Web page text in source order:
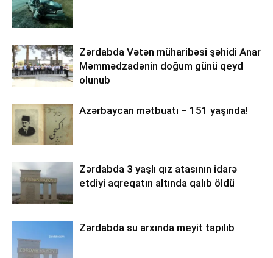
Zərdabda Vətən müharibəsi şəhidi Anar
Məmmədzadənin doğum günü qeyd
olunub
Azərbaycan mətbuatı – 151 yaşında!
Zərdabda 3 yaşlı qız atasının idarə
etdiyi aqreqatın altında qalıb öldü
Zərdabda su arxında meyit tapılıb